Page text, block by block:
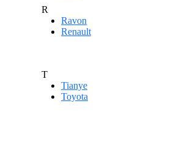
R
Ravon
Renault
T
Tianye
Toyota